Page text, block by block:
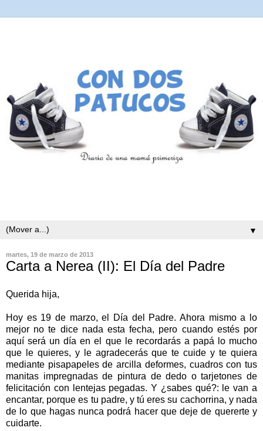
▼
martes, 19 de marzo de 2013
Carta a Nerea (II): El Día del Padre
Querida hija,
Hoy es 19 de marzo, el Día del Padre. Ahora mismo a lo
mejor no te dice nada esta fecha, pero cuando estés por
aquí será un día en el que le recordarás a papá lo mucho
que le quieres, y le agradecerás que te cuide y te quiera
mediante pisapapeles de arcilla deformes, cuadros con tus
manitas impregnadas de pintura de dedo o tarjetones de
felicitación con lentejas pegadas. Y ¿sabes qué?: le van a
encantar, porque es tu padre, y tú eres su cachorrina, y nada
de lo que hagas nunca podrá hacer que deje de quererte y
cuidarte.